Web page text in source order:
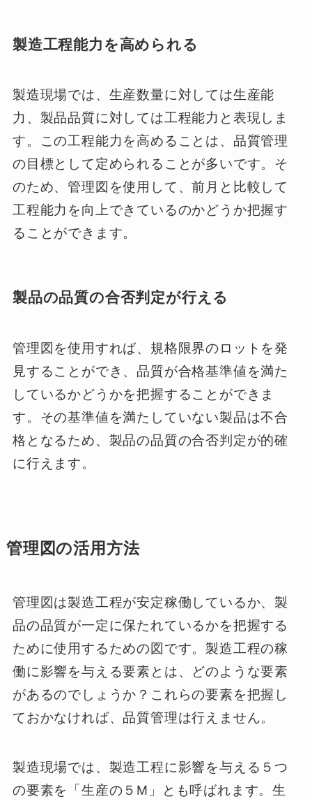
製造工程能力を高められる
製造現場では、生産数量に対しては生産能
力、製品品質に対しては工程能力と表現しま
す。この工程能力を高めることは、品質管理
の目標として定められることが多いです。そ
のため、管理図を使用して、前月と比較して
工程能力を向上できているのかどうか把握す
ることができます。
製品の品質の合否判定が行える
管理図を使用すれば、規格限界のロットを発
見することができ、品質が合格基準値を満た
しているかどうかを把握することができま
す。その基準値を満たしていない製品は不合
格となるため、製品の品質の合否判定が的確
に行えます。
管理図の活用方法
管理図は製造工程が安定稼働しているか、製
品の品質が一定に保たれているかを把握する
ために使用するための図です。製造工程の稼
働に影響を与える要素とは、どのような要素
があるのでしょうか？これらの要素を把握し
ておかなければ、品質管理は行えません。
製造現場では、製造工程に影響を与える５つ
の要素を「生産の５M」とも呼ばれます。生